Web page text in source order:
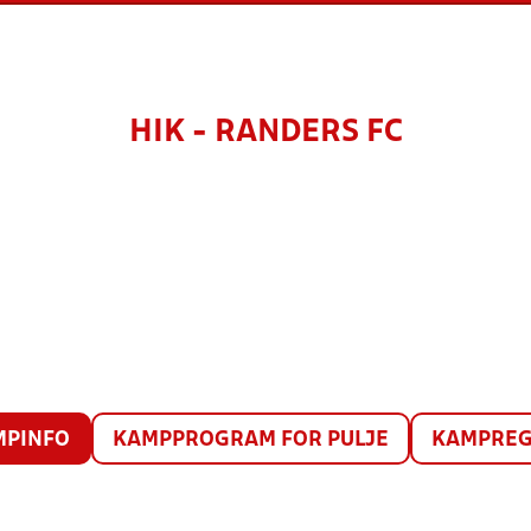
HIK - RANDERS FC
KAMPPROGRAM FOR PULJE